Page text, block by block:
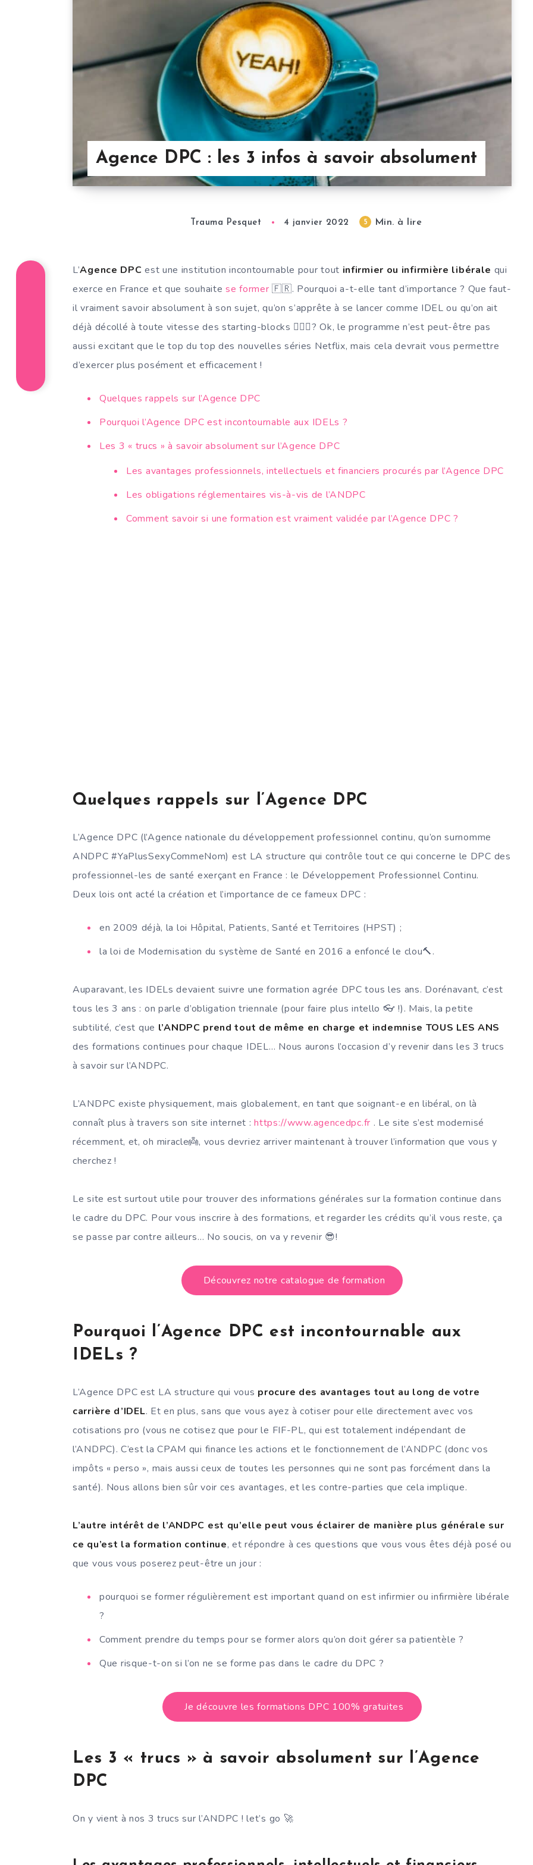
Agence DPC : les 3 infos à savoir absolument
Trauma Pesquet 4 janvier 2022 5 Min. à lire
L’Agence DPC est une institution incontournable pour tout infirmier ou infirmière libérale qui
exerce en France et que souhaite se former 🇫🇷. Pourquoi a-t-elle tant d’importance ? Que faut-
il vraiment savoir absolument à son sujet, qu’on s’apprête à se lancer comme IDEL ou qu’on ait
déjà décollé à toute vitesse des starting-blocks 🏃🏿‍♀️? Ok, le programme n’est peut-être pas
aussi excitant que le top du top des nouvelles séries Netflix, mais cela devrait vous permettre
d’exercer plus posément et efficacement !
Quelques rappels sur l’Agence DPC
Pourquoi l’Agence DPC est incontournable aux IDELs ?
Les 3 « trucs » à savoir absolument sur l’Agence DPC
Les avantages professionnels, intellectuels et financiers procurés par l’Agence DPC
Les obligations réglementaires vis-à-vis de l’ANDPC
Comment savoir si une formation est vraiment validée par l’Agence DPC ?
Quelques rappels sur l’Agence DPC
L’Agence DPC (l’Agence nationale du développement professionnel continu, qu’on surnomme
ANDPC #YaPlusSexyCommeNom) est LA structure qui contrôle tout ce qui concerne le DPC des
professionnel-les de santé exerçant en France : le Développement Professionnel Continu.
Deux lois ont acté la création et l’importance de ce fameux DPC :
en 2009 déjà, la loi Hôpital, Patients, Santé et Territoires (HPST) ;
la loi de Modernisation du système de Santé en 2016 a enfoncé le clou🔨.
Auparavant, les IDELs devaient suivre une formation agrée DPC tous les ans. Dorénavant, c’est
tous les 3 ans : on parle d’obligation triennale (pour faire plus intello 👓 !). Mais, la petite
subtilité, c’est que l’ANDPC prend tout de même en charge et indemnise TOUS LES ANS
des formations continues pour chaque IDEL… Nous aurons l’occasion d’y revenir dans les 3 trucs
à savoir sur l’ANDPC.
L’ANDPC existe physiquement, mais globalement, en tant que soignant-e en libéral, on là
connaît plus à travers son site internet :https://www.agencedpc.fr . Le site s’est modernisé
récemment, et, oh miracle👼, vous devriez arriver maintenant à trouver l’information que vous y
cherchez !
Le site est surtout utile pour trouver des informations générales sur la formation continue dans
le cadre du DPC. Pour vous inscrire à des formations, et regarder les crédits qu’il vous reste, ça
se passe par contre ailleurs… No soucis, on va y revenir 😎!
Découvrez notre catalogue de formation
Pourquoi l’Agence DPC est incontournable aux
IDELs ?
L’Agence DPC est LA structure qui vous procure des avantages tout au long de votre
carrière d’IDEL. Et en plus, sans que vous ayez à cotiser pour elle directement avec vos
cotisations pro (vous ne cotisez que pour le FIF-PL, qui est totalement indépendant de
l’ANDPC). C’est la CPAM qui finance les actions et le fonctionnement de l’ANDPC (donc vos
impôts « perso », mais aussi ceux de toutes les personnes qui ne sont pas forcément dans la
santé). Nous allons bien sûr voir ces avantages, et les contre-parties que cela implique.
L’autre intérêt de l’ANDPC est qu’elle peut vous éclairer de manière plus générale sur
ce qu’est la formation continue, et répondre à ces questions que vous vous êtes déjà posé ou
que vous vous poserez peut-être un jour :
pourquoi se former régulièrement est important quand on est infirmier ou infirmière libérale
?
Comment prendre du temps pour se former alors qu’on doit gérer sa patientèle ?
Que risque-t-on si l’on ne se forme pas dans le cadre du DPC ?
Je découvre les formations DPC 100% gratuites
Les 3 « trucs » à savoir absolument sur l’Agence
DPC
On y vient à nos 3 trucs sur l’ANDPC ! let’s go 🚀